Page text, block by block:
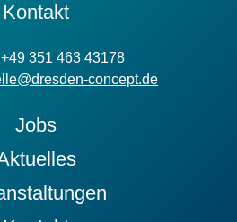
Kontakt
351 463 43178
concept.de
Jobs